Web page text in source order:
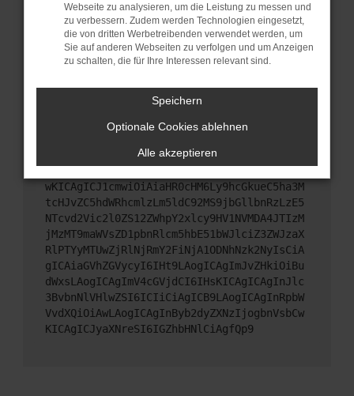
unterstützt werden.
Wende dich an den Webseitenbetreiber.
Wenn du alle oben genannten Schritte versucht
hast, kontaktiere uns bitte. Wir werden versuchen,
das Problem zu beheben. Du kannst uns diesen
Text schicken, um uns bei der Fehlersuche zu
unterstützen:
ewogICJuYW1lIjogIk5ldHdvcmtFcnJvciIsCiAgI
mNvbmZpZyI6IHsKICAgICJtZXRob2QiOiAiR0VUIi
wKICAgICJ1cmwiOiAiaHR0cHM6Ly9hcGkueC5ha3M
tcHJvZC5hdWRhcmlzLm5ldC92MS9jbGllbnRzLzE5
NTcvd2Vic2l0ZS12ZWhpY2xlcy9HV1NVMDA4JTIzM
jMzMT9maWVsZD1pbnRlcm5hbE51bWJlciZ3ZWJzaX
RlPTYyMTUwZjRlNjRmY2FiNjA1ODNhNzk2NyIsCiA
gICAiaGVhZGVycyI6IHt9LAogICAgImJvZHkiOiBu
dWxsLAogICAgImV4cGVjdCI6IHsKICAgICAgInJlc
3BvbnNlVHlwZSI6ICIiCiAgICB9LAogICAgInRpbW
VvdXQiOiAwLAogICAgInByb2dyZXNzIjogbnVsbCw
KICAgICJyaXNreSI6IGZhbHNlCiAgfQp9
Webseite zu analysieren, um die Leistung zu messen und
zu verbessern. Zudem werden Technologien eingesetzt,
die von dritten Werbetreibenden verwendet werden, um
Sie auf anderen Webseiten zu verfolgen und um Anzeigen
zu schalten, die für Ihre Interessen relevant sind.
Speichern
Optionale Cookies ablehnen
Alle akzeptieren